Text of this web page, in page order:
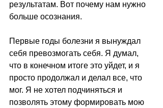
результатам. Вот почему нам нужно
больше осознания.
Первые годы болезни я вынуждал
себя превозмогать себя. Я думал,
что в конечном итоге это уйдет, и я
просто продолжал и делал все, что
мог. Я не хотел подчиняться и
позволять этому формировать мою